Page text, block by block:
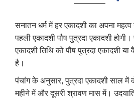
सनातन धर्म में हर एकादशी का अपना
पहली एकादशी पौष पुत्रदा एकादशी
एकादशी तिथि को पौष पुत्रदा एकादशी
है।
पंचांग के अनुसार, पुत्रदा एकादशी साल में
महीने में और दूसरी श्रावण मास में।